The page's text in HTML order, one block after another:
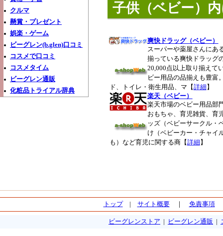
クルマ
懸賞・プレゼント
娯楽・ゲーム
ビーグレン(b.glen)口コミ
コスメで口コミ
コスメタイム
ビーグレン通販
化粧品トライアル辞典
子供（ベビー）
爽快ドラッグ（ベビー）
スーパーや薬屋さんにあ
揃っている爽快ドラッグ
20,000点以上取り揃えて
ビー用品の品揃えも豊富
ド、トイレ・衛生用品、マ【詳細 】
楽天（ベビー）
楽天市場のベビー用品部
おもちゃ、育児雑貨、育
ッズ（ベビーサークル・
け（ベビーカー・チャイ
も）など育児に関する商【詳細 】
トップ| サイト概要｜ 免責事項
ビーグレンストア ビーグレン通販